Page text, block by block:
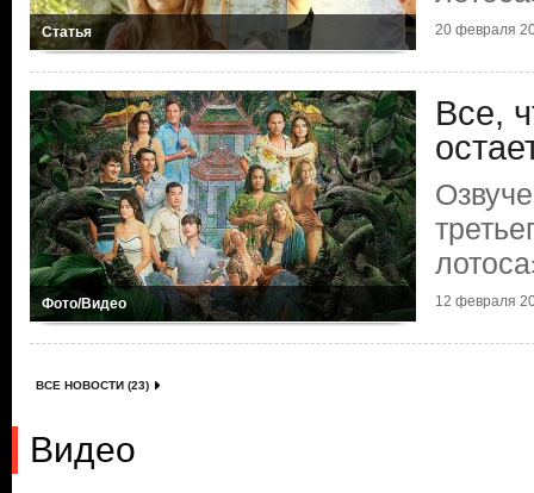
Статья 20 февраля
Фото/Видео
Все,
12 февраля
ВСЕ НОВОСТИ (23)
Видео